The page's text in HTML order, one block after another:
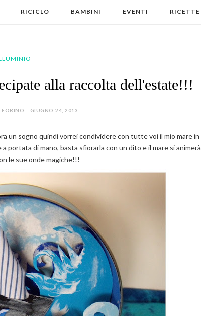
RICICLO BAMBINI EVENTI RICETTE
alla raccolta dell'estate!!!
- GIUGNO 24, 2013
un sogno quindi vorrei condividere con tutte voi il mio mare in
portata di mano, basta sfiorarla con un dito e il mare si animerà
le sue onde magiche!!!